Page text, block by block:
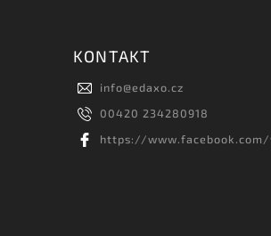
KONTAKT
info@edaxo.cz
00420 234280918
https://www.facebook.com/